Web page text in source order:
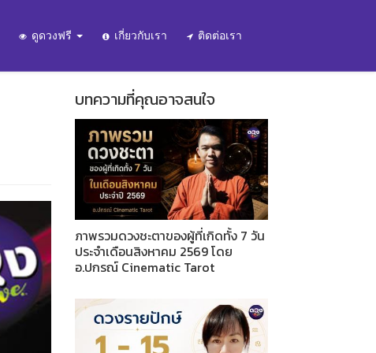
ดูดวงฟรี เกี่ยวกับเรา ติดต่อเรา
บทความที่คุณอาจสนใจ
ภาพรวมดวงชะตาของผู้ที่เกิดทั้ง 7 วัน
ประจำเดือนสิงหาคม 2569 โดย
อ.ปกรณ์ Cinematic Tarot